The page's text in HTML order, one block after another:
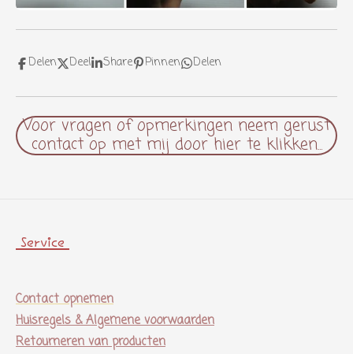
Delen Deel Share Pinnen Delen
Voor vragen of opmerkingen neem gerust
contact op met mij door hier te klikken...
Service
Contact opnemen
Huisregels & Algemene voorwaarden
Retourneren van producten